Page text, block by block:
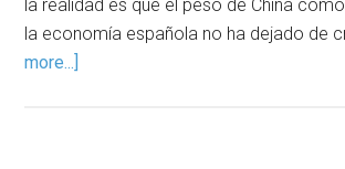
la realidad es que el peso de China
la economía española no ha dejado de
more...]